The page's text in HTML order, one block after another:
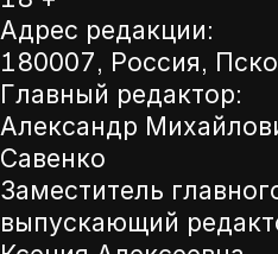
Адрес редакции:
180007, Россия,
Главный редактор:
Александр
Савенко
Заместитель
выпускающий